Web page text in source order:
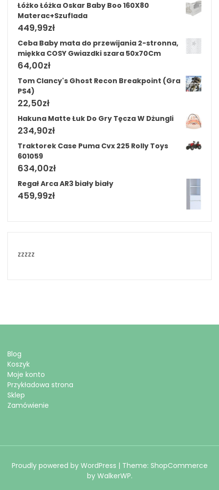
Łóżko Łóżka Oskar Baby Boo 160X80
Materac+Szuflada
449,99zł
Ceba Baby mata do przewijania 2-stronna,
miękka COSY Gwiazdki szara 50x70Cm
64,00zł
Tom Clancy's Ghost Recon Breakpoint (Gra
PS4)
22,50zł
Hakuna Matte Łuk Do Gry Tęcza W Dżungli
234,90zł
Traktorek Case Puma Cvx 225 Rolly Toys
601059
634,00zł
Regał Arca AR3 biały biały
459,99zł
zzzzz
Blog
Koszyk
Moje konto
Przykładowa strona
Sklep
Zamówienie
Proudly powered by WordPress | Theme: ShopCommerce
by WalkerWP.